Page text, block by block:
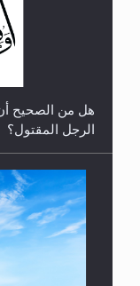
رأيٌ في لغة
هل من الصحيح
الرجل المقتول؟